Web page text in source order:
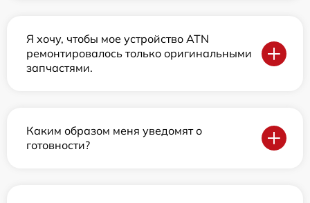
Я хочу, чтобы мое устройство ATN
ремонтировалось только оригинальными
запчастями.
Каким образом меня уведомят о
готовности?